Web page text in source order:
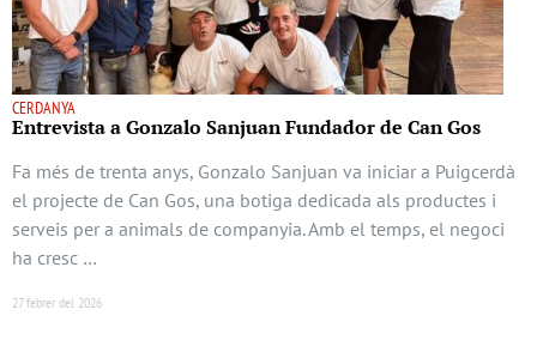
CERDANYA
Entrevista a Gonzalo Sanjuan Fundador de Can Gos
Fa més de trenta anys, Gonzalo Sanjuan va iniciar a Puigcerdà
el projecte de Can Gos, una botiga dedicada als productes i
serveis per a animals de companyia. Amb el temps, el negoci
ha cresc …
27 febrer del 2026